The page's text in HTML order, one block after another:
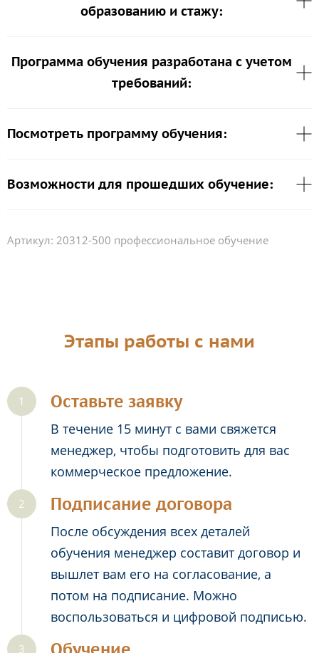
образованию и стажу:
Программа обучения разработана с учетом
требований:
Посмотреть программу обучения:
Возможности для прошедших обучение:
Артикул: 20312-500 профессиональное обучение
Этапы работы с нами
Оставьте заявку
В течение 15 минут с вами свяжется
менеджер, чтобы подготовить для вас
коммерческое предложение.
Подписание договора
После обсуждения всех деталей
обучения менеджер составит договор и
вышлет вам его на согласование, а
потом на подписание. Можно
воспользоваться и цифровой подписью.